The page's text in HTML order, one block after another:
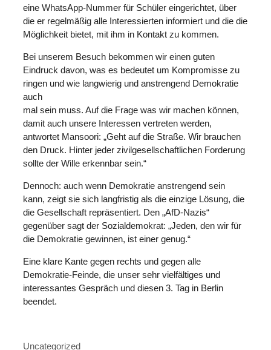
eine WhatsApp-Nummer für Schüler eingerichtet, über
die er regelmäßig alle Interessierten informiert und die die
Möglichkeit bietet, mit ihm in Kontakt zu kommen.
Bei unserem Besuch bekommen wir einen guten
Eindruck davon, was es bedeutet um Kompromisse zu
ringen und wie langwierig und anstrengend Demokratie
auch
mal sein muss. Auf die Frage was wir machen können,
damit auch unsere Interessen vertreten werden,
antwortet Mansoori: „Geht auf die Straße. Wir brauchen
den Druck. Hinter jeder zivilgesellschaftlichen Forderung
sollte der Wille erkennbar sein.“
Dennoch: auch wenn Demokratie anstrengend sein
kann, zeigt sie sich langfristig als die einzige Lösung, die
die Gesellschaft repräsentiert. Den „AfD-Nazis“
gegenüber sagt der Sozialdemokrat: „Jeden, den wir für
die Demokratie gewinnen, ist einer genug.“
Eine klare Kante gegen rechts und gegen alle
Demokratie-Feinde, die unser sehr vielfältiges und
interessantes Gespräch und diesen 3. Tag in Berlin
beendet.
Kategorien
Uncategorized